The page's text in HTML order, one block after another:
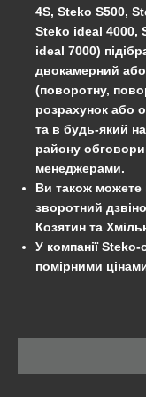
4S, Steko S500,
Steko ideal 4000,
ideal 7000)
двокамерний
(поворотну,
розрахунок або
та в будь-який
району
менеджерами.
Ви також можете
зворотний
Козятин та
У компанії
помірними